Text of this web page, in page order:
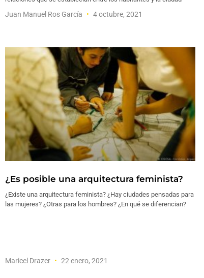
Juan Manuel Ros García 4 octubre, 2021
¿Es posible una arquitectura feminista?
¿Existe una arquitectura feminista? ¿Hay ciudades pensadas para
las mujeres? ¿Otras para los hombres? ¿En qué se diferencian?
Maricel Drazer 22 enero, 2021